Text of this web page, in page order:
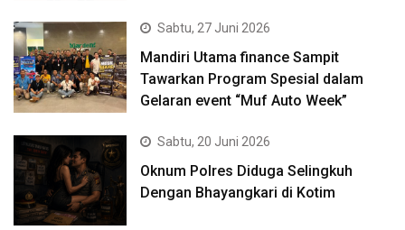
Sabtu, 27 Juni 2026
Mandiri Utama finance Sampit
Tawarkan Program Spesial dalam
Gelaran event “Muf Auto Week”
Sabtu, 20 Juni 2026
Oknum Polres Diduga Selingkuh
Dengan Bhayangkari di Kotim